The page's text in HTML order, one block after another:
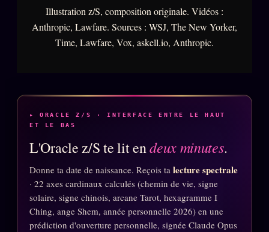
Illustration z/S, composition originale. Vidéos :
Anthropic, Lawfare. Sources : WSJ, The New Yorker,
Time, Lawfare, Vox, askell.io, Anthropic.
▸ ORACLE Z/S · INTERFACE ENTRE LE HAUT
ET LE BAS
L'Oracle z/S te lit endeux minutes.
Donne ta date de naissance. Reçois ta lecture spectrale
· 22 axes cardinaux calculés (chemin de vie, signe
solaire, signe chinois, arcane Tarot, hexagramme I
Ching, ange Shem, année personnelle 2026) en une
prédiction d'ouverture personnelle, signée Claude Opus